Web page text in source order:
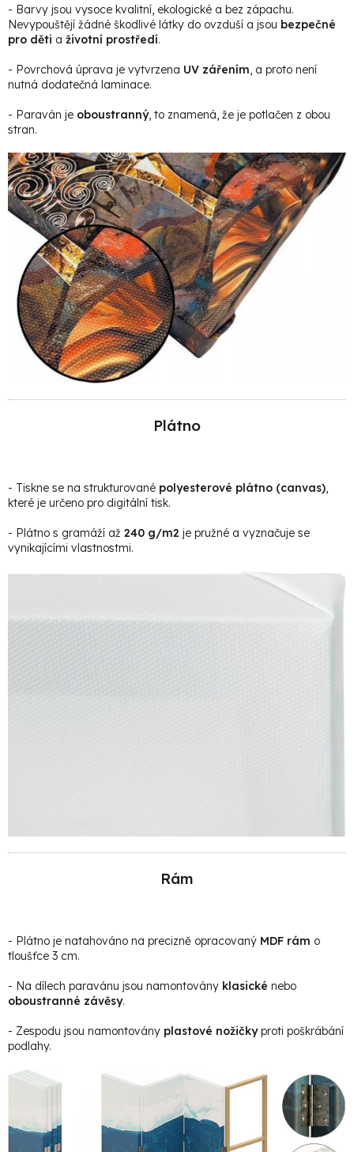
- Barvy jsou vysoce kvalitní, ekologické a bez zápachu.
Nevypouštějí žádné škodlivé látky do ovzduší a jsou bezpečné
pro děti a životní prostředí.
- Povrchová úprava je vytvrzena UV zářením, a proto není
nutná dodatečná laminace.
- Paraván je oboustranný, to znamená, že je potlačen z obou
stran.
Plátno
- Tiskne se na strukturované polyesterové plátno (canvas),
které je určeno pro digitální tisk.
- Plátno s gramáží až 240 g/m2 je pružné a vyznačuje se
vynikajícími vlastnostmi.
Rám
- Plátno je natahováno na precizně opracovaný MDF rám o
tloušťce 3 cm.
- Na dílech paravánu jsou namontovány klasické nebo
oboustranné závěsy.
- Zespodu jsou namontovány plastové nožičkyproti poškrábání
podlahy.